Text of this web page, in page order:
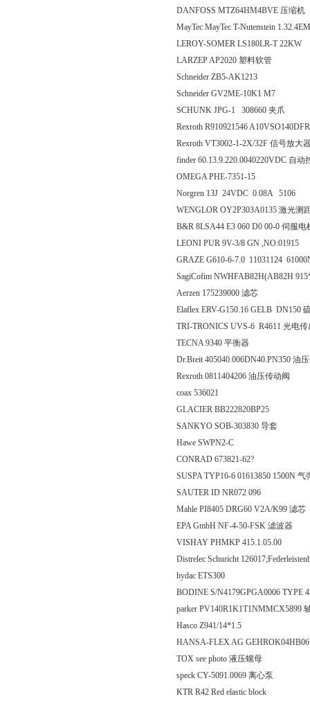
DANFOSS MTZ64HM4BVE 压缩机
MayTec MayTec T-Nutenstein
LEROY-SOMER LS180LR-T 22KW
LARZEP AP2020 塑料软管
Schneider ZB5-AK1213
Schneider GV2ME-10K1 M7
SCHUNK JPG-1 308660 夹爪
Rexroth R910921546
Rexroth VT3002-1-2X/32F 信号放大
finder 60.13.9.220.0040220VDC 自动
OMEGA PHE-7351-15
Norgren 13J 24VDC 0.08A 5106
WENGLOR OY2P303A0135 激光测
B&R 8LSA44 E3 060 D0 00-0 伺服电
LEONI PUR 9V-3/8 GN ,NO:01915
GRAZE G610-6-7.0 11031124
SagiCofim NWHFAB82H(AB82H
Aerzen 175239000 滤芯
Elaflex ERV-G150.16 GELB DN150
TRI-TRONICS UVS-6 R4611 光电传
TECNA 9340 平衡器
Dr.Breit 405040.006DN40.PN350 油
Rexroth 0811404206 油压传动阀
coax 536021
GLACIER BB222820BP25
SANKYO SOB-303830 导套
Hawe SWPN2-C
CONRAD 673821-62?
SUSPA TYP16-6 01613850 1500N 气
SAUTER ID NR072 096
Mahle PI8405 DRG60 V2A/K99 滤芯
EPA GmbH NF-4-50-FSK 滤波器
VISHAY PHMKP 415.1.05.00
Distrelec Schuricht
hydac ETS300
BODINE S/N4179GPGA0006 TYPE
parker PV140R1K1T1NMMCX5899
Hasco Z941/14*1.5
HANSA-FLEX AG
TOX see photo 液压螺母
speck CY-5091.0069 离心泵
KTR R42 Red elastic block